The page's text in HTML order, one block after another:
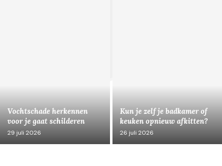
Vochtschade herkennen
voor je gaat schilderen
29 juli 2026
Kun je zelf je badkamer of
keuken opnieuw afkitten?
26 juli 2026